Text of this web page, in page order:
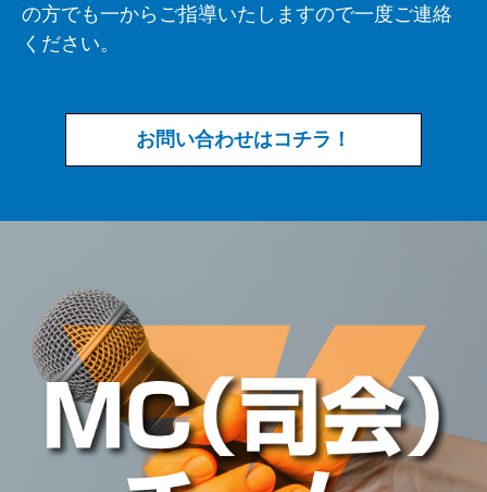
の方でも一からご指導いたしますので一度ご連絡
ください。
お問い合わせはコチラ！